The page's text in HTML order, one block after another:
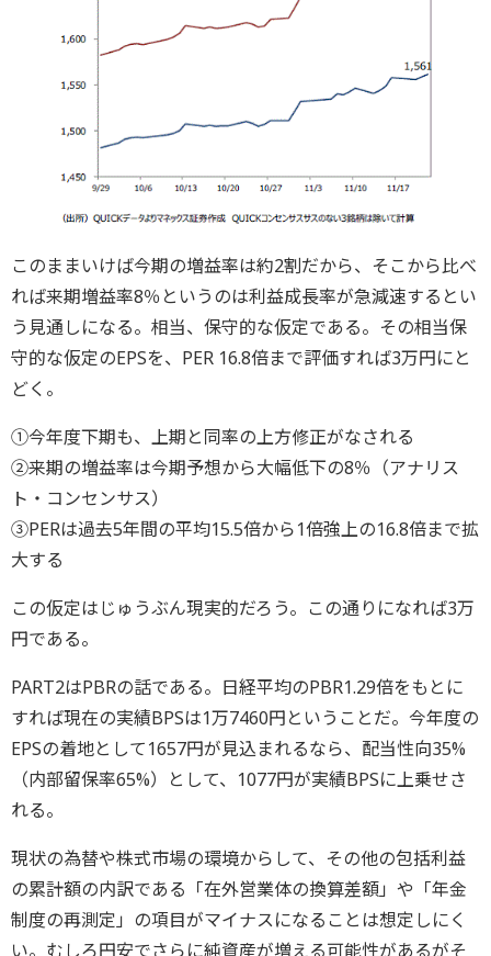
このままいけば今期の増益率は約2割だから、そこから比べ
れば来期増益率8％というのは利益成長率が急減速するとい
う見通しになる。相当、保守的な仮定である。その相当保
守的な仮定のEPSを、PER 16.8倍まで評価すれば3万円にと
どく。
①今年度下期も、上期と同率の上方修正がなされる
②来期の増益率は今期予想から大幅低下の8％（アナリス
ト・コンセンサス）
③PERは過去5年間の平均15.5倍から1倍強上の16.8倍まで拡
大する
この仮定はじゅうぶん現実的だろう。この通りになれば3万
円である。
PART2はPBRの話である。日経平均のPBR1.29倍をもとに
すれば現在の実績BPSは1万7460円ということだ。今年度の
EPSの着地として1657円が見込まれるなら、配当性向35%
（内部留保率65%）として、1077円が実績BPSに上乗せさ
れる。
現状の為替や株式市場の環境からして、その他の包括利益
の累計額の内訳である「在外営業体の換算差額」や「年金
制度の再測定」の項目がマイナスになることは想定しにく
い。むしろ円安でさらに純資産が増える可能性があるがそ